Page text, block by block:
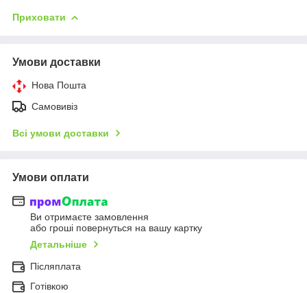
Приховати
Умови доставки
Нова Пошта
Самовивіз
Всі умови доставки
Умови оплати
Ви отримаєте замовлення
або гроші повернуться на вашу картку
Детальніше
Післяплата
Готівкою